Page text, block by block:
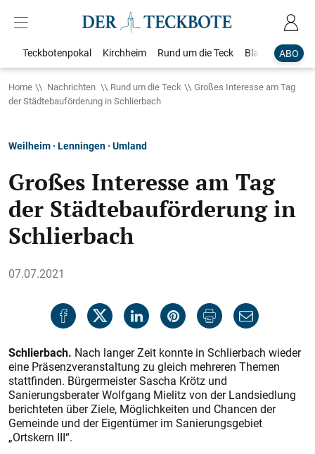
ABO
Teckbotenpokal Kirchheim Rund um die Teck Blaulicht
Home Nachrichten Rund um die Teck
Großes Interesse am Tag
der Städtebauförderung in Schlierbach
Weilheim · Lenningen · Umland
Großes Interesse am Tag
der Städtebauförderung in
Schlierbach
07.07.2021
Schlierbach. Nach langer Zeit konnte in Schlierbach wieder
eine Präsenzveranstaltung zu gleich mehreren Themen
stattfinden. Bürgermeister Sascha Krötz und
Sanierungsberater Wolfgang Mielitz von der Landsiedlung
berichteten über Ziele, Möglichkeiten und Chancen der
Gemeinde und der Eigentümer im Sanierungsgebiet
„Ortskern III“.